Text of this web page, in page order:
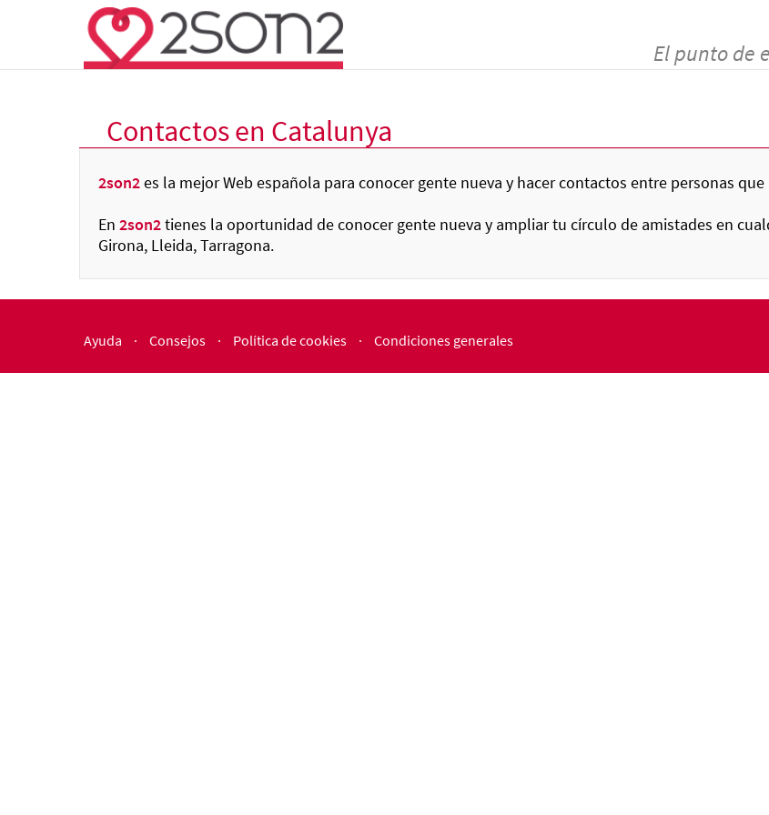
El punto de
Contactos en Catalunya
2son2es la mejor Web española para conocer gente nueva y hacer contactos entre personas
En 2son2tienes la oportunidad de conocer gente nueva y ampliar tu círculo de amistades en
Girona, Lleida, Tarragona.
Ayuda · Consejos · Política de cookies · Condiciones generales